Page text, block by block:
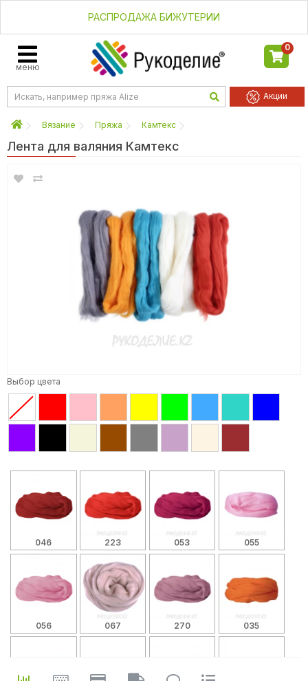
РАСПРОДАЖА БИЖУТЕРИИ
меню
0
Акции
Вязание Пряжа Камтекс
Лента для валяния Камтекс
Выбор цвета
046 223 053 055
056 067 270 035